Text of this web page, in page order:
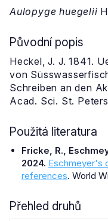
Aulopyge huegelii
Původní popis
Heckel, J. J. 1841.
von
Schreiben an den
Acad. Sci. St.
Použitá literatura
Fricke, R.,
2024. Eschmeyer's
references. World
Přehled druhů